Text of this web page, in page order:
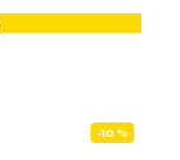
-10%